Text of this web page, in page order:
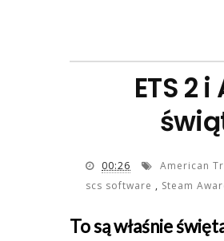
ETS 2
00:26 American
scs software , Steam
To są właśnie